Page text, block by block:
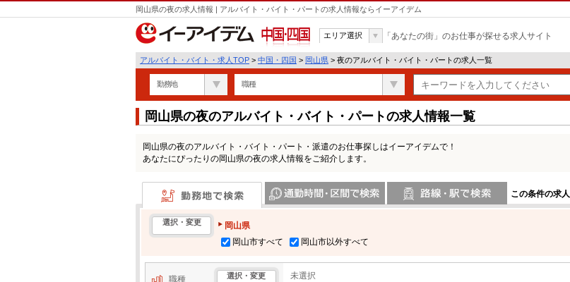
岡山県の夜の求人情報 | アルバイト・バイト・パートの求人情報ならイーアイデム
中国・四国
エリア選択 「あなたの街」のお仕事が探せる求人サイト
アルバイト・バイト・求人TOP > 中国・四国 > 岡山県 > 夜のアルバイト・バイト・パートの求人一覧
勤務地 職種
岡山県の夜のアルバイト・バイト・パートの求人情報一覧
岡山県の夜のアルバイト・バイト・パート・派遣のお仕事探しはイーアイデムで！
あなたにぴったりの岡山県の夜の求人情報をご紹介します。
この条件の求人
勤務地で検索
選択・変更
岡山県
岡山市すべて
岡山市以外すべて
職種 選択・変更 未選択